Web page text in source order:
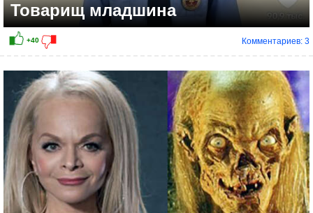
Товарищ младшина
Комментариев: 3